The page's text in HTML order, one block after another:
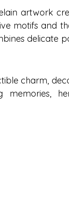
artwork
motifs and
delicate
charm,